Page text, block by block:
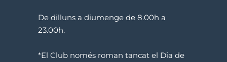
De dilluns a diumenge de 8.00h a
23.00h.
*El Club només roman tancat el Dia de